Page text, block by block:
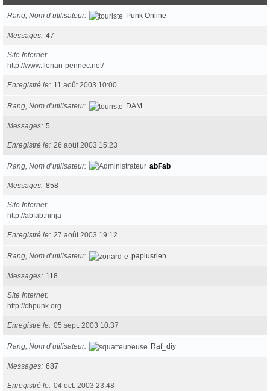
Rang, Nom d’utilisateur Punk Online
Messages 47
Site Internet
http://www.florian-pennec.net/
Enregistré le 11 août 2003 10:00
Rang, Nom d’utilisateur DAM
Messages 5
Enregistré le 26 août 2003 15:23
Rang, Nom d’utilisateur abFab
Messages 858
Site Internet
http://abfab.ninja
Enregistré le 27 août 2003 19:12
Rang, Nom d’utilisateur paplusrien
Messages 118
Site Internet
http://chpunk.org
Enregistré le 05 sept. 2003 10:37
Rang, Nom d’utilisateur Raf_diy
Messages 687
Enregistré le 04 oct. 2003 23:48